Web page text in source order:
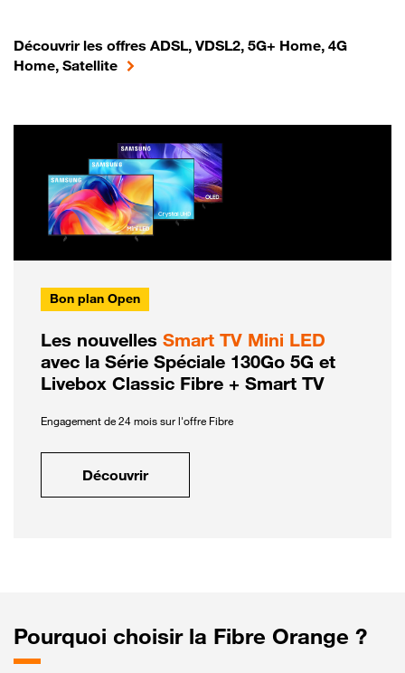
Découvrir les offres ADSL, VDSL2, 5G+ Home, 4G
Home, Satellite
Bon plan Open
Les nouvelles Smart TV Mini LED
avec la Série Spéciale 130Go 5G et
Livebox Classic Fibre + Smart TV
Engagement de 24 mois sur l'offre Fibre
Découvrir
Pourquoi choisir la Fibre Orange ?